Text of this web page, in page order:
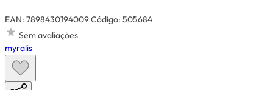
EAN: 7898430194009Código: 505684
Sem avaliações
myralis